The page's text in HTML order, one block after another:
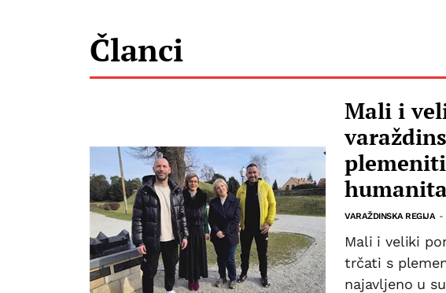
Članci
Mali i
VARAŽDINSKA REGIJA -
Mali i veliki
trčati s
najavljeno u